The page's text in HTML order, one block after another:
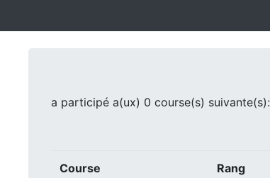
a participé a(ux) 0 course(s) suivante(s):
Course Rang